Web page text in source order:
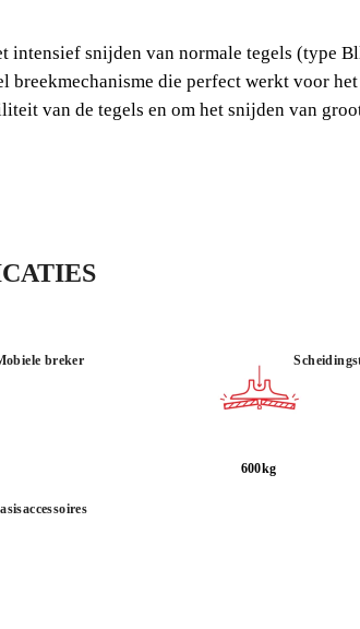
intensief snijden van normale tegels
breekmechanisme die perfect werkt voor
van de tegels en om het snijden van
breker
600kg